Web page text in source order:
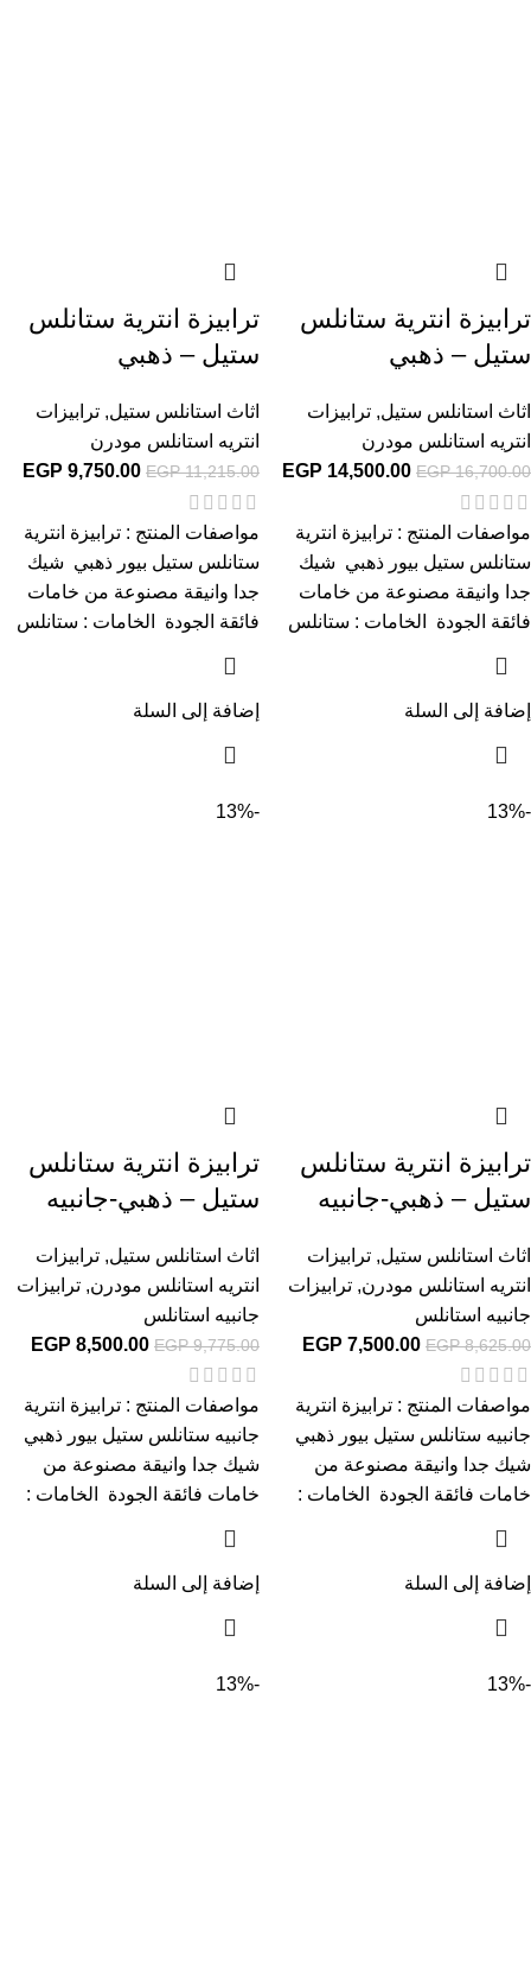
ترابيزة انترية ستانلس
ستيل – ذهبي
اثاث استانلس ستيل, ترابيزات
انتريه استانلس مودرن
EGP16,700.00
EGP 14,500.00
مواصفات المنتج : ترابيزة انترية
ستانلس ستيل بيور ذهبي شيك
جدا وانيقة مصنوعة من خامات
فائقة الجودة الخامات : ستانلس
إضافة إلى السلة
ترابيزة انترية ستانلس
ستيل – ذهبي
اثاث استانلس ستيل, ترابيزات
انتريه استانلس مودرن
EGP11,215.00
EGP 9,750.00
مواصفات المنتج : ترابيزة انترية
ستانلس ستيل بيور ذهبي شيك
جدا وانيقة مصنوعة من خامات
فائقة الجودة الخامات : ستانلس
إضافة إلى السلة
-13%
ترابيزة انترية ستانلس
ستيل – ذهبي-جانبيه
اثاث استانلس ستيل, ترابيزات
انتريه استانلس مودرن, ترابيزات
جانبيه استانلس
EGP8,625.00
EGP 7,500.00
مواصفات المنتج : ترابيزة انترية
جانبيه ستانلس ستيل بيور ذهبي
شيك جدا وانيقة مصنوعة من
خامات فائقة الجودة الخامات :
إضافة إلى السلة
-13%
ترابيزة انترية ستانلس
ستيل – ذهبي-جانبيه
اثاث استانلس ستيل, ترابيزات
انتريه استانلس مودرن, ترابيزات
جانبيه استانلس
EGP9,775.00
EGP 8,500.00
مواصفات المنتج : ترابيزة انترية
جانبيه ستانلس ستيل بيور ذهبي
شيك جدا وانيقة مصنوعة من
خامات فائقة الجودة الخامات :
إضافة إلى السلة
-13%
-13%